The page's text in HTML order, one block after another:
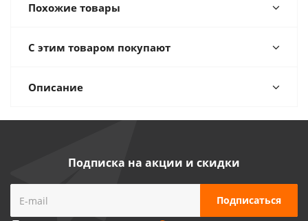
Похожие товары
С этим товаром покупают
Описание
Подписка на акции и скидки